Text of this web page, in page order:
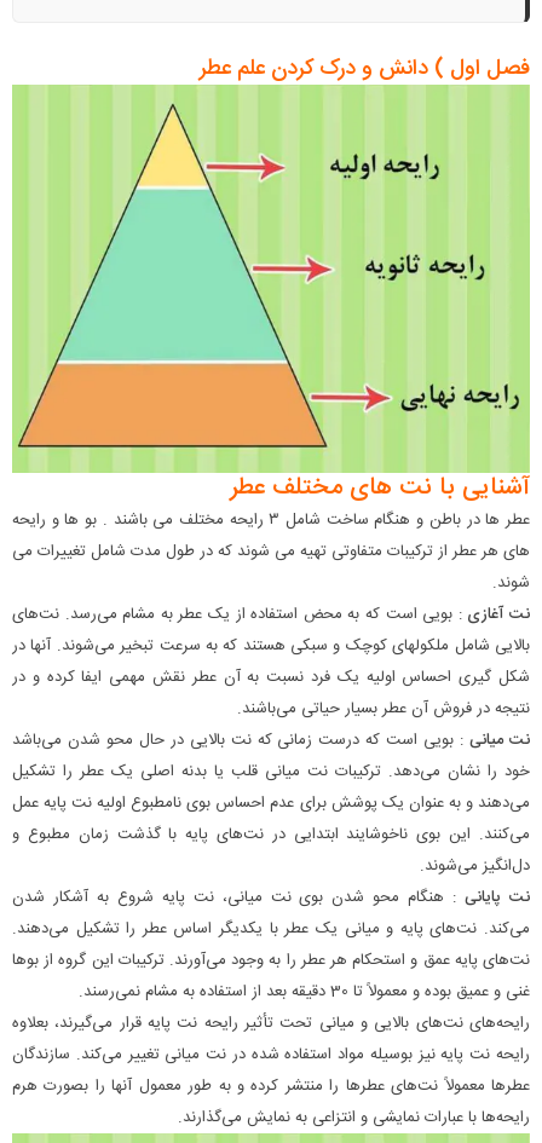
فصل اول ) دانش و درک کردن علم عطر
آشنایی با نت های مختلف عطر
عطر ها در باطن و هنگام ساخت شامل ۳ رایحه مختلف می باشند . بو ها و رایحه
های هر عطر از ترکیبات متفاوتی تهیه می شوند که در طول مدت شامل تغییرات می
شوند.
نت آغازی : بویی است که به محض استفاده از یک عطر به مشام می‌رسد. نت‌های
بالایی شامل ملکولهای کوچک و سبکی هستند که به سرعت تبخیر می‌شوند. آنها در
شکل گیری احساس اولیه یک فرد نسبت به آن عطر نقش مهمی ایفا کرده و در
نتیجه در فروش آن عطر بسیار حیاتی می‌باشند.
نت میانی: بویی است که درست زمانی که نت بالایی در حال محو شدن می‌باشد
خود را نشان می‌دهد. ترکیبات نت میانی قلب یا بدنه اصلی یک عطر را تشکیل
می‌دهند و به عنوان یک پوشش برای عدم احساس بوی نامطبوع اولیه نت پایه عمل
می‌کنند. این بوی ناخوشایند ابتدایی در نت‌های پایه با گذشت زمان مطبوع و
دل‌انگیز می‌شوند.
نت پایانی: هنگام محو شدن بوی نت میانی، نت پایه شروع به آشکار شدن
می‌کند. نت‌های پایه و میانی یک عطر با یکدیگر اساس عطر را تشکیل می‌دهند.
نت‌های پایه عمق و استحکام هر عطر را به وجود می‌آورند. ترکیبات این گروه از بوها
غنی و عمیق بوده و معمولاً تا 30 دقیقه بعد از استفاده به مشام نمی‌رسند.
رایحه‌های نت‌های بالایی و میانی تحت تأثیر رایحه نت پایه قرار می‌گیرند، بعلاوه
رایحه نت پایه نیز بوسیله مواد استفاده شده در نت میانی تغییر می‌کند. سازندگان
عطرها معمولاً نت‌های عطرها را منتشر کرده و به طور معمول آنها را بصورت هرم
رایحه‌ها با عبارات نمایشی و انتزاعی به نمایش می‌گذارند.